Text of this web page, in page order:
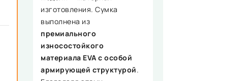
изготовления. Сумка
выполнена из
премиального
износостойкого
материала EVA с особой
армирующей структурой.